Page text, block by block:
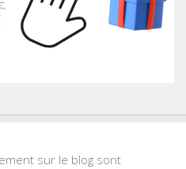
sur le blog sont